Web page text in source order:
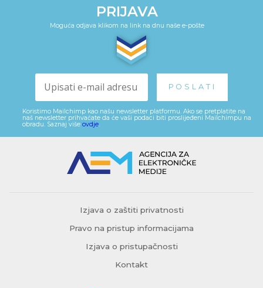
PRIJAVA
Moguća odjava klikom na link na dnu naše e-pošte
Koristimo Mailchimp kao našu newsletter platformu. Ako se pretplatite na
naš newsletter prihvaćate da će vaši podaci biti proslijeđeni Mailchimpu na
obradu. Saznaj više ovdje
Izjava o zaštiti privatnosti
Pravo na pristup informacijama
Izjava o pristupačnosti
Kontakt